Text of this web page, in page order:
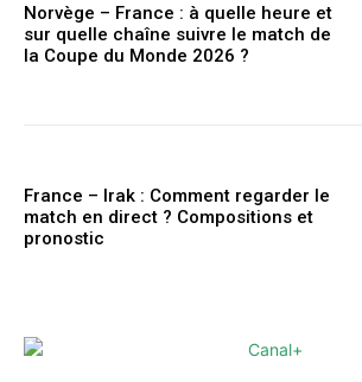
Norvège – France : à quelle heure et
sur quelle chaîne suivre le match de
la Coupe du Monde 2026 ?
France – Irak : Comment regarder le
match en direct ? Compositions et
pronostic